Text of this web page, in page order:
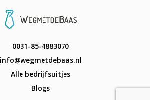
0031-85-4883070
info@wegmetdebaas.nl
Alle bedrijfsuitjes
Blogs